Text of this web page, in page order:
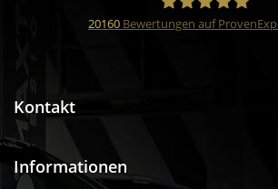
20160 Bewertungen auf
Kontakt
Informationen